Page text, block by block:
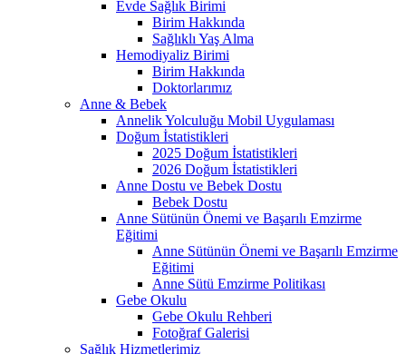
Evde Sağlık Birimi
Birim Hakkında
Sağlıklı Yaş Alma
Hemodiyaliz Birimi
Birim Hakkında
Doktorlarımız
Anne & Bebek
Annelik Yolculuğu Mobil Uygulaması
Doğum İstatistikleri
2025 Doğum İstatistikleri
2026 Doğum İstatistikleri
Anne Dostu ve Bebek Dostu
Bebek Dostu
Anne Sütünün Önemi ve Başarılı Emzirme
Eğitimi
Anne Sütünün Önemi ve Başarılı Emzirme
Eğitimi
Anne Sütü Emzirme Politikası
Gebe Okulu
Gebe Okulu Rehberi
Fotoğraf Galerisi
Sağlık Hizmetlerimiz